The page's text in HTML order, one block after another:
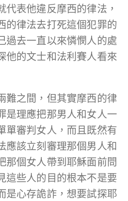
代表他違反摩西的律法，
的律法去打死這個犯罪的
過去一直以來憐憫人的處
他的文士和法利賽人看來
難之間，但其實摩西的律
是理應把那男人和女人一
單審判女人，而且既然有
應該立刻審理那個男人和
那個女人帶到耶穌面前問
這些人的目的根本不是要
是心存詭詐，想要試探耶